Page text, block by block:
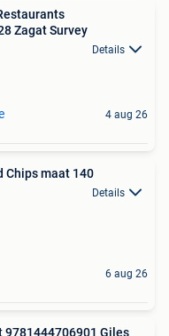
Zagat Survey
Details
4 aug 26
Chips maat 140
Details
6 aug 26
9781444706901 Giles